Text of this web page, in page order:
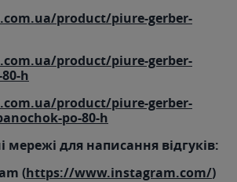
product/piure-gerber-
product/piure-gerber-
h
product/piure-gerber-
po-80-h
мережі для написання відгуків:
(https://www.instagram.com/)